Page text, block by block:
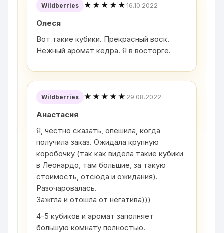
Wildberries ★★★★★16.10.2022
Олеся
Вот такие кубики. Прекрасный воск.
Нежный аромат кедра. Я в восторге.
Wildberries ★★★★★ 29.08.2022
Анастасия
Я, честно сказать, опешила, когда
получила заказ. Ожидала крупную
коробочку (так как видела такие кубики
в Леонардо, там большие, за такую
стоимость, отсюда и ожидания).
Разочаровалась.
Зажгла и отошла от негатива)))
4-5 кубиков и аромат заполняет
большую комнату полностью.